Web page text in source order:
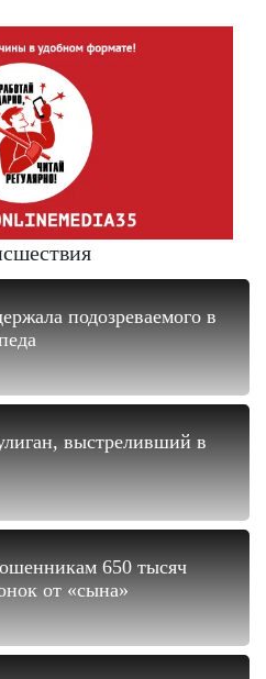
подозреваемого в
выстреливший в
650 тысяч
от «сына»